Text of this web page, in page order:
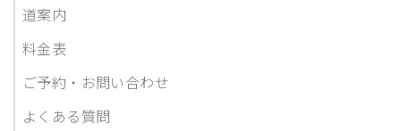
道案内
料金表
ご予約・お問い合わせ
よくある質問